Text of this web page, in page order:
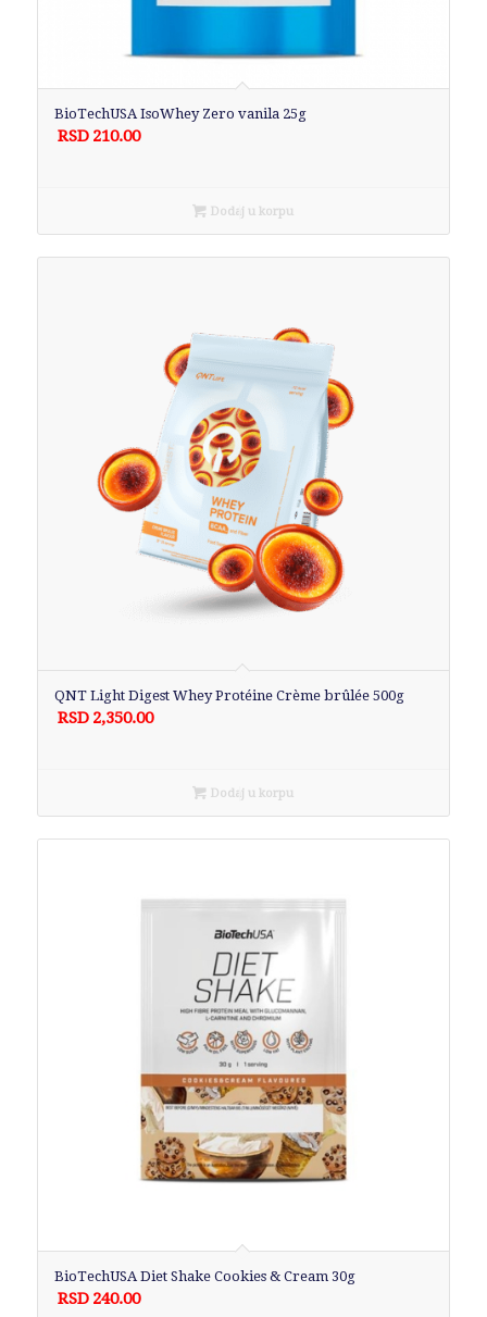
BioTechUSA IsoWhey Zero vanila 25g
RSD 210.00
Dodaj u korpu
QNT Light Digest Whey Protéine Crème brûlée 500g
RSD 2,350.00
Dodaj u korpu
BioTechUSA Diet Shake Cookies & Cream 30g
RSD 240.00